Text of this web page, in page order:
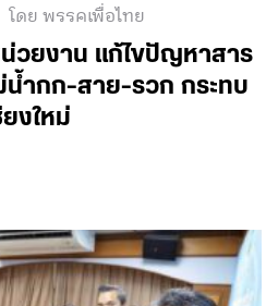
โดย พรรคเพื่อไทย
น่วยงาน แก้ไขปัญหาสาร
ำกก-สาย-รวก กระทบ
งใหม่